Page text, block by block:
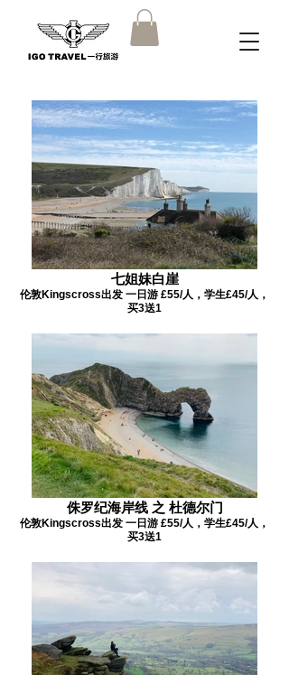
七姐妹白崖
伦敦Kingscross出发 一日游 £55/人，学生£45/人，
买3送1
侏罗纪海岸线 之 杜德尔门
伦敦Kingscross出发 一日游 £55/人，学生£45/人，
买3送1